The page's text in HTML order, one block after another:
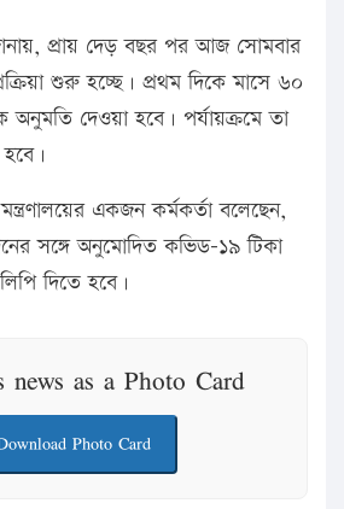
জানায়, প্রায় দেড় বছর পর আজ সোমবার
শুরু হচ্ছে। প্রথম দিকে মাসে ৬০
অনুমতি দেওয়া হবে। পর্যায়ক্রমে তা
একজন কর্মকর্তা বলেছেন,
সঙ্গে অনুমোদিত কভিড-১৯ টিকা
দিতে হবে।
news as a Photo Card
Photo Card